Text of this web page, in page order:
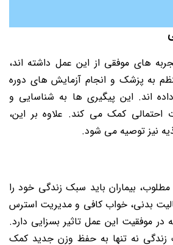
های موفقی از این عمل داشته اند،
به پزشک و انجام آزمایش های دوره
داده اند. این پیگیری ها به شناسایی و
کمک می کند. علاوه بر این،
نیز توصیه می شود.
مطلوب، بیماران باید سبک زندگی خود را
بدنی، خواب کافی و مدیریت استرس
موفقیت این عمل تاثیر بسزایی دارد.
زندگی نه تنها به حفظ وزن جدید کمک